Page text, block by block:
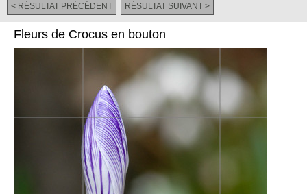
< RÉSULTAT PRÉCÉDENT RÉSULTAT SUIVANT >
-
Fleurs de Crocus en bouton